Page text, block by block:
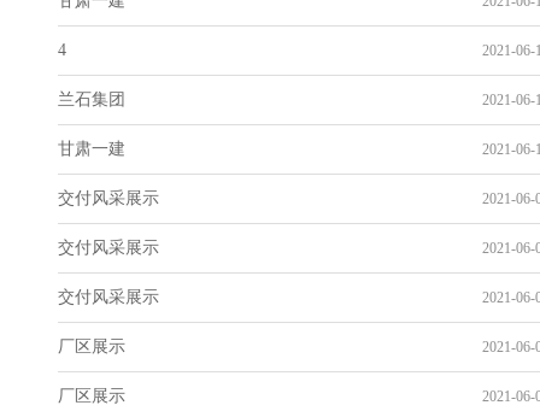
4 2021-06-
兰石集团 2021-06-
甘肃一建 2021-06-
交付风采展示 2021-06-
交付风采展示 2021-06-
交付风采展示 2021-06-
厂区展示 2021-06-
厂区展示 2021-06-